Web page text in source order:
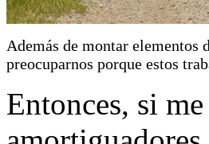
Además de montar elementos
preocuparnos porque estos
Entonces, si